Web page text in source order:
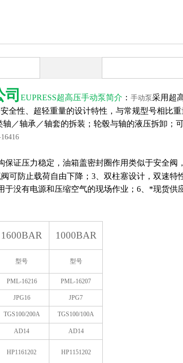
EUPRESS超高压手动泵简介 ： 手动泵采用超
全性、超轻重量的设计特性，与常规型号相比
轴／轴承／轴套的拆装；轮毂与轴的液压拆卸；
保证压力稳定，油箱盖密封圈作用类似于安全阀
可防止载荷自由下降；3、双柱塞设计，双速特
没有电源和压缩空气的现场作业；6、*现货供
1600BAR 1000BAR
型号 型号
PML-16216 PML-16207
JPG16 JPG7
TGS100/200A TGS100/100A
AD14 AD14
HP1161202 HP1151202